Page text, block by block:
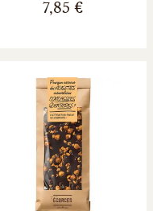
7,85 €